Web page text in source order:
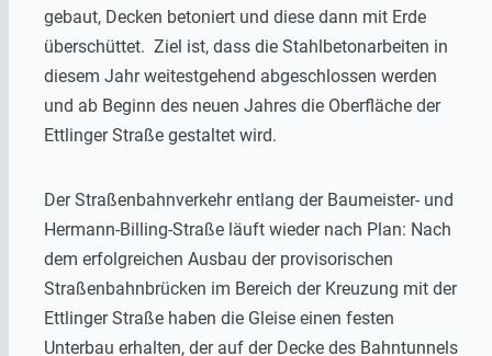
gebaut, Decken betoniert und diese dann mit Erde
überschüttet. Ziel ist, dass die Stahlbetonarbeiten in
diesem Jahr weitestgehend abgeschlossen werden
und ab Beginn des neuen Jahres die Oberfläche der
Ettlinger Straße gestaltet wird.
Der Straßenbahnverkehr entlang der Baumeister- und
Hermann-Billing-Straße läuft wieder nach Plan: Nach
dem erfolgreichen Ausbau der provisorischen
Straßenbahnbrücken im Bereich der Kreuzung mit der
Ettlinger Straße haben die Gleise einen festen
Unterbau erhalten, der auf der Decke des Bahntunnels